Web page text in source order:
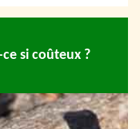
si coûteux ?